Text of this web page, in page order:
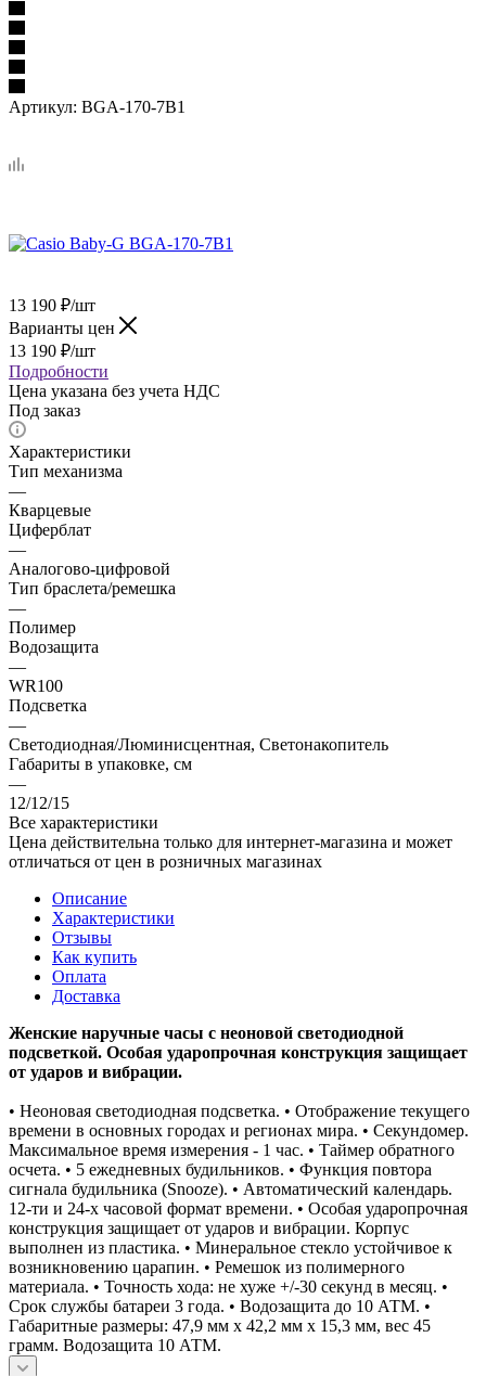
Артикул: BGA-170-7B1
13 190 ₽/шт
Варианты цен
13 190 ₽/шт
Подробности
Цена указана без учета НДС
Под заказ
Характеристики
Тип механизма
—
Кварцевые
Циферблат
—
Аналогово-цифровой
Тип браслета/ремешка
—
Полимер
Водозащита
—
WR100
Подсветка
—
Светодиодная/Люминисцентная, Светонакопитель
Габариты в упаковке, см
—
12/12/15
Все характеристики
Цена действительна только для интернет-магазина и может
отличаться от цен в розничных магазинах
Описание
Характеристики
Отзывы
Как купить
Оплата
Доставка
Женские наручные часы с неоновой светодиодной
подсветкой. Особая ударопрочная конструкция защищает
от ударов и вибрации.
• Неоновая светодиодная подсветка. • Отображение текущего
времени в основных городах и регионах мира. • Секундомер.
Максимальное время измерения - 1 час. • Таймер обратного
осчета. • 5 ежедневных будильников. • Функция повтора
сигнала будильника (Snooze). • Автоматический календарь.
12-ти и 24-х часовой формат времени. • Особая ударопрочная
конструкция защищает от ударов и вибрации. Корпус
выполнен из пластика. • Минеральное стекло устойчивое к
возникновению царапин. • Ремешок из полимерного
материала. • Точность хода: не хуже +/-30 секунд в месяц. •
Срок службы батареи 3 года. • Водозащита до 10 АТМ. •
Габаритные размеры: 47,9 мм x 42,2 мм x 15,3 мм, вес 45
грамм. Водозащита 10 АТМ.